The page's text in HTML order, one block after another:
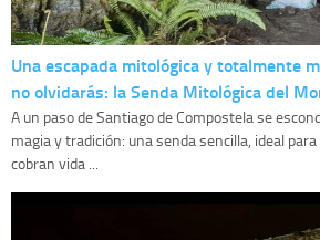
Una escapada mitológica y totalmente
no olvidarás: la Senda Mitológica del
A un paso de Santiago de Compostela se
magia y tradición: una senda sencilla, ideal
cobran vida ...